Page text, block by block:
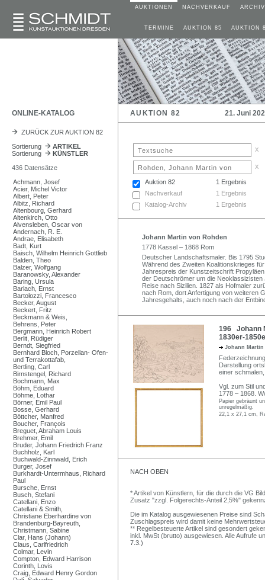
AUKTIONEN NACHVERKAUF ARCHIV
TERMINE AUKTION 85 AUKTION
ONLINE-KATALOG AUKTION 82 21. Juni
ZURÜCK ZUR AUKTION 82
Sortierung
ARTIKEL
Sortierung
KÜNSTLER
436 Datensätze
Achmann, Josef
Acier, Michel Victor
Albert, Peter
Albitz, Richard
Altenbourg, Gerhard
Altenkirch, Otto
Alvensleben, Oscar von
Andernach, R. E.
Andrae, Elisabeth
Badt, Kurt
Baisch, Wilhelm Heinrich Gottlieb
Balden, Theo
Balzer, Wolfgang
Baranowsky, Alexander
Baring, Ursula
Barlach, Ernst
Bartolozzi, Francesco
Becker, August
Beckert, Fritz
Beckmann & Weis,
Behrens, Peter
Bergmann, Heinrich Robert
Berlit, Rüdiger
Berndt, Siegfried
Bernhard Bloch, Porzellan- Ofen-
und Terrakottafab,
Bertling, Carl
Birnstengel, Richard
Bochmann, Max
Böhm, Eduard
Böhme, Lothar
Börner, Emil Paul
Bosse, Gerhard
Böttcher, Manfred
Boucher, François
Breguet, Abraham Louis
Brehmer, Emil
Bruder, Johann Friedrich Franz
Buchholz, Karl
Buchwald-Zinnwald, Erich
Burger, Josef
Burkhardt-Untermhaus, Richard
Paul
Bursche, Ernst
Busch, Stefani
Catellani, Enzo
Catellani & Smith,
Christiane Eberhardine von
Brandenburg-Bayreuth,
Christmann, Sabine
Clar, Hans (Johann)
Claus, Carlfriedrich
Colmar, Levin
Compton, Edward Harrison
Corinth, Lovis
Craig, Edward Henry Gordon
x
x
Auktion 82
1 Ergebnis
Nachverkauf
1 Ergebnis
Katalog-Archiv
1 Ergebnis
Johann Martin von Rohden
1778 Kassel – 1868 Rom
Deutscher Landschaftsmaler. Bis 1795
Während des Zweiten Koalitionskrieges
Jahrespreis der Kunstzeitschrift
der Deutschrömer um die
Reise nach Sizilien. 1827 als Hofmaler
nach Rom, dort Anfertigung von weiteren
Jahresgehalts, auch noch nach der
196 Johann
1830er-
Johann
Darstellung
einer
Vgl. zum Stil
1778 – 1868.
Papier gebräunt
unregelmäßig.
22,1 x 27,1 cm,
NACH OBEN
* Artikel von Künstlern, für die durch die VG
Zusatz "zzgl. Folgerechts-Anteil 2,5%"
Die im Katalog ausgewiesenen Preise sind
Zuschlagspreis wird damit keine
** Regelbesteuerte Artikel sind gesondert
inkl. MwSt (brutto) ausgewiesen. Alle Aufrufe
7.3.)